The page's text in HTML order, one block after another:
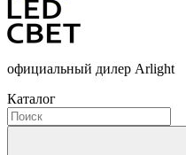
официальный дилер Arlight
Каталог